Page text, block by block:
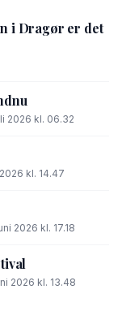
i Dragør er det
2026 kl. 06.32
kl. 14.47
2026 kl. 17.18
2026 kl. 13.48